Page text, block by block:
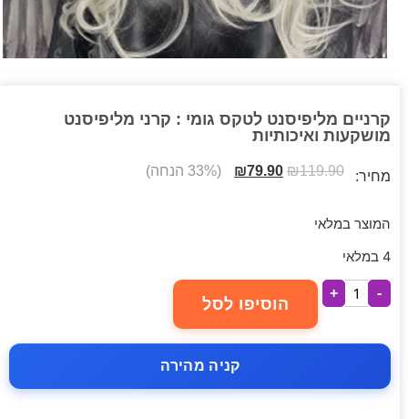
קרניים מליפיסנט לטקס גומי : קרני מליפיסנט
מושקעות ואיכותיות
מחיר: ₪119.90
₪79.90 (33% הנחה)
המוצר במלאי
4 במלאי
-
+
הוסיפו לסל
קניה מהירה